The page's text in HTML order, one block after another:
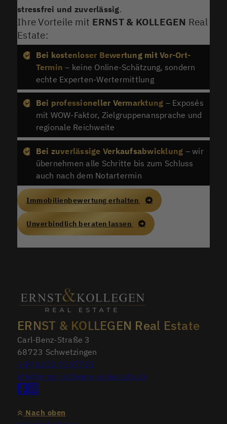
stressfrei und zuverlässig.
Ihre Vorteile mit ERNST & KOLLEGEN Real
Estate:
Bei kostenloser Bewertung mit Vor-Ort-
Termin– keine Online-Schätzung, sondern
echte Experten-Wertermittlung
Bei professioneller Vermarktung – Exposés
mit WOW-Faktor, Zielgruppenansprache und
regionale Reichweite
Bei zuverlässige Verkaufsabwicklung – wir
übernehmen alle Schritte bis zum Schluss
auch nach dem Notartermin
Immobilienbewertung erhalten
Unverbindlich beraten lassen
ERNST & KOLLEGEN Real Estate
Carl-Benz-Straße 3
68723 Schwetzingen
+49 6202 9547783
info@ernst-kollegen-realestate.de
Nach oben